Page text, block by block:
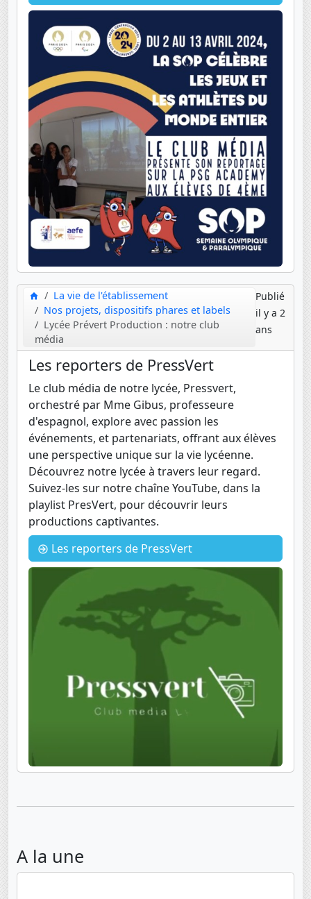
A la une
La vie de l'établissement
Nos projets, dispositifs phares et labels
Lycée Prévert Production : notre club
média
Publié
il y a 2
ans
Les reporters de PressVert
Le club média de notre lycée, Pressvert,
orchestré par Mme Gibus, professeure
d'espagnol, explore avec passion les
événements, et partenariats, offrant aux élèves
une perspective unique sur la vie lycéenne.
Découvrez notre lycée à travers leur regard.
Suivez-les sur notre chaîne YouTube, dans la
playlist PresVert, pour découvrir leurs
productions captivantes.
Les reporters de PressVert